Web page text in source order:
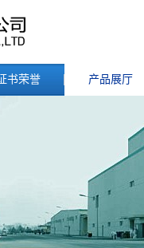
书荣誉 产品展厅